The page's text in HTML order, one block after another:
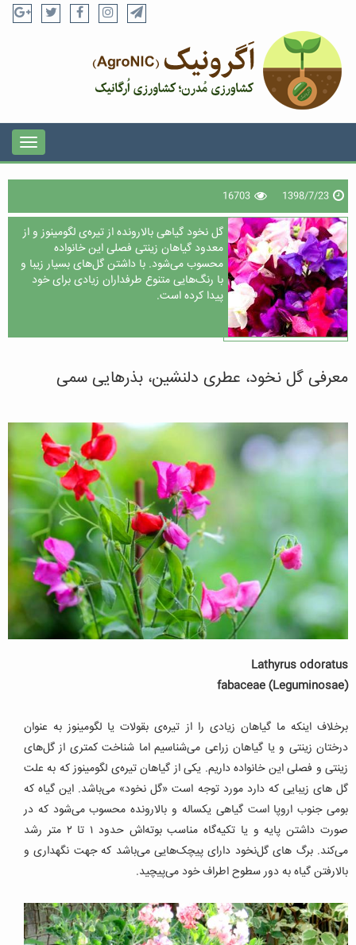
1398/7/23
16703
گل نخود گیاهی بالارونده از تیره‌ی لگومینوز و از
معدود گیاهان زینتی فصلی این خانواده
محسوب می‌شود. با داشتن گل‌های بسیار زیبا و
با رنگ‌هایی متنوع طرفداران زیادی برای خود
پیدا کرده است.
معرفی گل نخود، عطری دلنشین، بذرهایی سمی
Lathyrus odoratus
fabaceae (Leguminosae)
برخلاف اینکه ما گیاهان زیادی را از تیره‌ی بقولات یا لگومینوز به عنوان
درختان زینتی و یا گیاهان زراعی می‌شناسیم اما شناخت کمتری از گل‌های
زینتی و فصلی این خانواده داریم. یکی از گیاهان تیره‌ی لگومینوز که به علت
گل های زیبایی که دارد مورد توجه است «گل نخود» می‌باشد. این گیاه که
بومی جنوب اروپا است گیاهی یکساله و بالارونده محسوب می‌شود که در
صورت داشتن پایه و یا تکیه‌گاه مناسب بوته‌اش حدود ۱ تا ۲ متر رشد
می‌کند. برگ های گل‌نخود دارای پیچک‌هایی می‌باشد که جهت نگهداری و
بالارفتن گیاه به دور سطوح اطراف خود می‌پیچید.